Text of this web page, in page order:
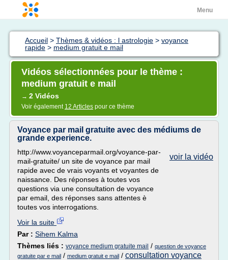
Menu
Accueil > Thèmes & vidéos : l astrologie > voyance
rapide > medium gratuit e mail
Vidéos sélectionnées pour le thème :
medium gratuit e mail
→ 2 Vidéos
Voir également 12 Articles pour ce thème
Voyance par mail gratuite avec des médiums de
grande experience.
voir la vidéo
http://www.voyanceparmail.org/voyance-par-
mail-gratuite/ un site de voyance par mail
rapide avec de vrais voyants et voyantes de
naissance. Des réponses à toutes vos
questions via une consultation de voyance
par email, des réponses sans attentes è
toutes vos interrogations.
Voir la suite
Par : Sihem Kalma
Thèmes liés : voyance medium gratuite mail / question de voyance
gratuite par e mail / medium gratuit e mail / consultation voyance